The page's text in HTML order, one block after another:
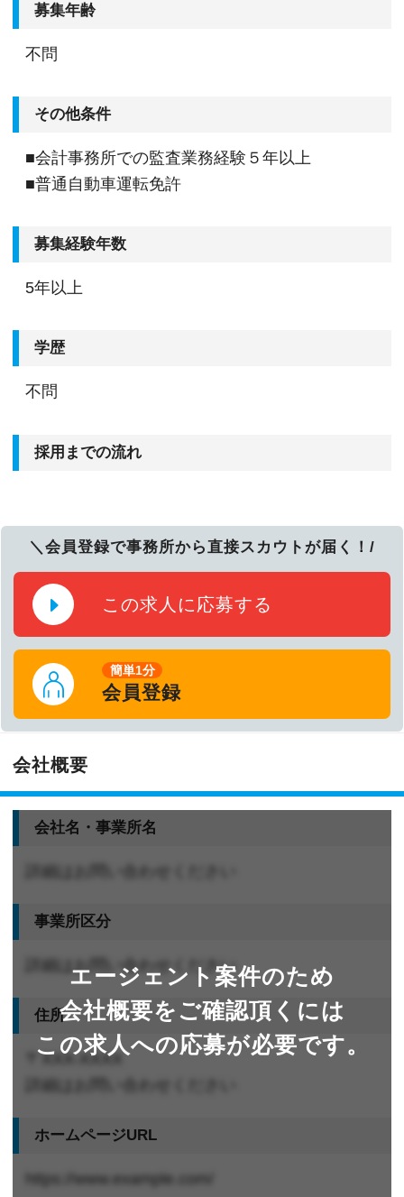
募集年齢
不問
その他条件
■会計事務所での監査業務経験５年以上
■普通自動車運転免許
募集経験年数
5年以上
学歴
不問
採用までの流れ
＼会員登録で事務所から直接スカウトが届く！/
この求人に応募する
簡単1分
会員登録
会社概要
エージェント案件のため
会社概要をご確認頂くには
この求人への応募が必要です。
会社名・事業所名
事業所区分
詳細はお問い合わせください
住所
〒XXX-XXXX
ホームページURL
https://www.example.com/